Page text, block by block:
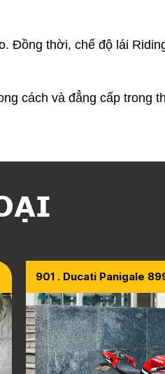
Đồng thời, chế độ lái
cách và đẳng cấp trong
901 . Ducati Panigale